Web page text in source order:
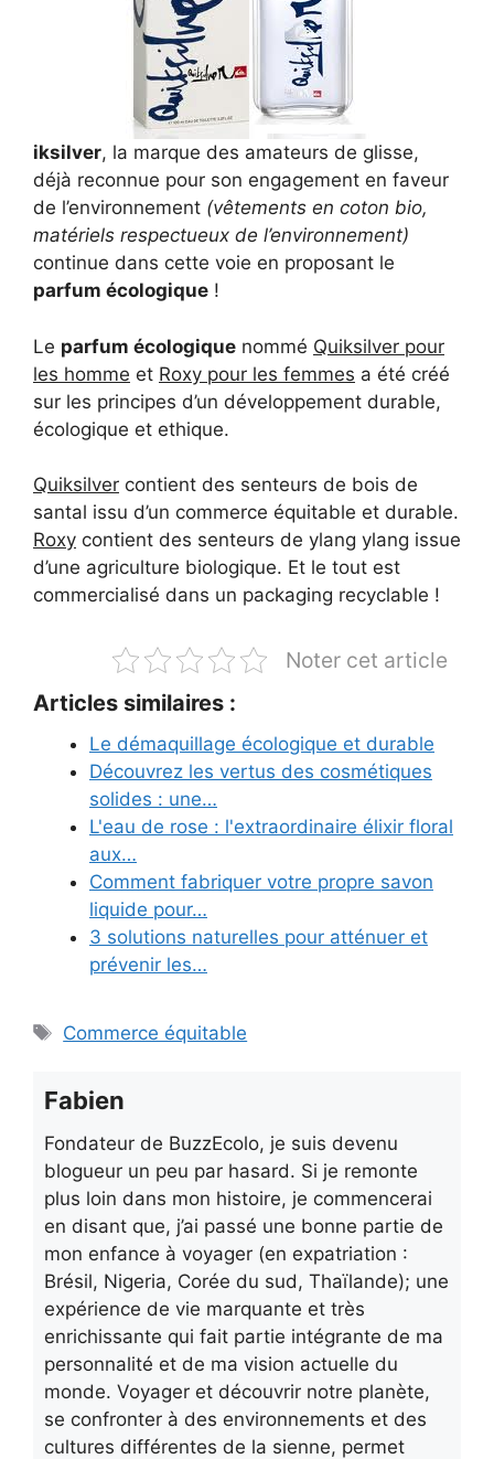
iksilver, la marque des amateurs de glisse,
déjà reconnue pour son engagement en faveur
de l’environnement (vêtements en coton bio,
matériels respectueux de l’environnement)
continue dans cette voie en proposant le
parfum écologique !
Le parfum écologique nommé Quiksilver pour
les homme et Roxy pour les femmes a été créé
sur les principes d’un développement durable,
écologique et ethique.
Quiksilver contient des senteurs de bois de
santal issu d’un commerce équitable et durable.
Roxy contient des senteurs de ylang ylang issue
d’une agriculture biologique. Et le tout est
commercialisé dans un packaging recyclable !
Noter cet article
Articles similaires :
Le démaquillage écologique et durable
Découvrez les vertus des cosmétiques
solides : une…
L'eau de rose : l'extraordinaire élixir floral
aux…
Comment fabriquer votre propre savon
liquide pour…
3 solutions naturelles pour atténuer et
prévenir les…
Étiquettes
Commerce équitable
Fabien
Fondateur de BuzzEcolo, je suis devenu
blogueur un peu par hasard. Si je remonte
plus loin dans mon histoire, je commencerai
en disant que, j’ai passé une bonne partie de
mon enfance à voyager (en expatriation :
Brésil, Nigeria, Corée du sud, Thaïlande); une
expérience de vie marquante et très
enrichissante qui fait partie intégrante de ma
personnalité et de ma vision actuelle du
monde. Voyager et découvrir notre planète,
se confronter à des environnements et des
cultures différentes de la sienne, permet